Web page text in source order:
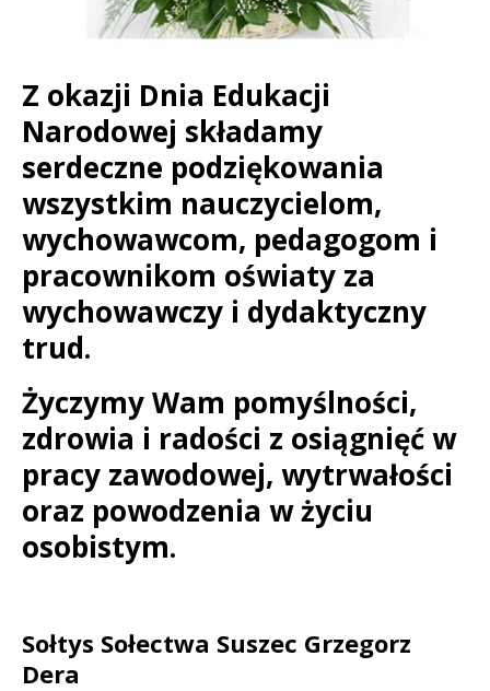
Treść
Z okazji Dnia Edukacji
Narodowej składamy
serdeczne podziękowania
wszystkim nauczycielom,
wychowawcom, pedagogom i
pracownikom oświaty za
wychowawczy i dydaktyczny
trud.
Życzymy Wam pomyślności,
zdrowia i radości z osiągnięć w
pracy zawodowej, wytrwałości
oraz powodzenia w życiu
osobistym.
Sołtys Sołectwa Suszec Grzegorz
Dera